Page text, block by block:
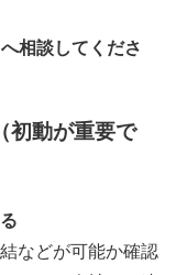
相談してくださ
初動が重要で
などが可能か確認